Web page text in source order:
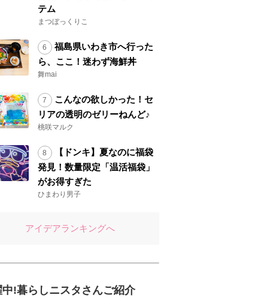
テム
まつぼっくりこ
福島県いわき市へ行った
ら、ここ！迷わず海鮮丼
舞mai
こんなの欲しかった！セ
リアの透明のゼリーねんど♪
桃咲マルク
【ドンキ】夏なのに福袋
発見！数量限定「温活福袋」
がお得すぎた
ひまわり男子
アイデアランキングへ
中!暮らしニスタさんご紹介